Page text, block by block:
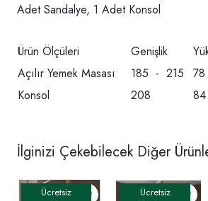
Adet Sandalye, 1 Adet Konsol
Ürün Ölçüleri Genişlik
Açılır Yemek Masası
185 - 215 78
Konsol
208 84
İlginizi Çekebilecek Diğer